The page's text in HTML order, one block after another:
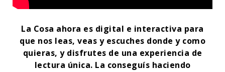
La Cosa ahora es digital e interactiva para
que nos leas, veas y escuches donde y como
quieras, y disfrutes de una experiencia de
lectura única. La conseguís haciendo